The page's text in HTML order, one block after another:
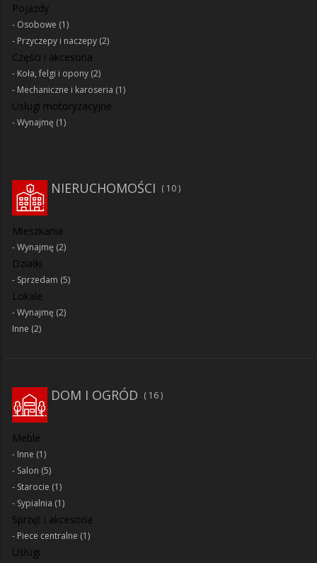
Pojazdy
Osobowe (1)
Przyczepy i naczepy (2)
Części i akcesoria
Koła, felgi i opony (2)
Mechaniczne i karoseria (1)
Usługi motoryzacyjne
Wynajmę (1)
NIERUCHOMOŚCI 10
Mieszkania
Wynajmę (2)
Działki
Sprzedam (5)
Lokale
Wynajmę (2)
Inne (2)
DOM I OGRÓD 16
Meble
Inne (1)
Salon (5)
Starocie (1)
Sypialnia (1)
Sprzęt i akcesoria
Piece centralne (1)
Usługi